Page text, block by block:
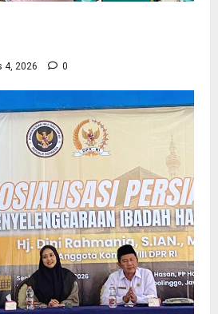
4, 2026 0